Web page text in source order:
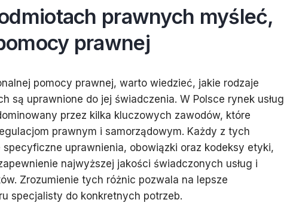
prawnych myśleć,
prawnej
pomocy prawnej, warto wiedzieć, jakie rodzaje
są uprawnione do jej świadczenia. W Polsce rynek usług
przez kilka kluczowych zawodów, które
prawnym i samorządowym. Każdy z tych
uprawnienia, obowiązki oraz kodeksy etyki,
najwyższej jakości świadczonych usług i
Zrozumienie tych różnic pozwala na lepsze
specjalisty do konkretnych potrzeb.